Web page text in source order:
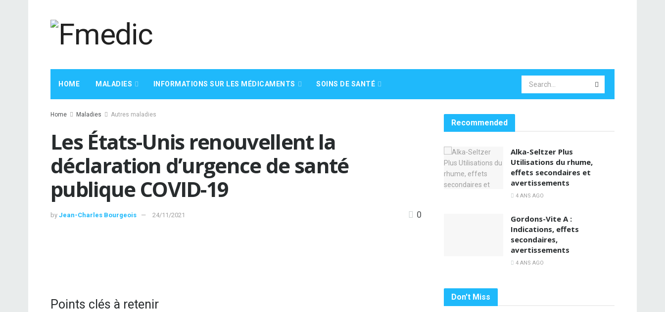
HOME MALADIES INFORMATIONS SUR LES MÉDICAMENTS SOINS DE SANTÉ
Home Maladies Autres maladies
Les États-Unis renouvellent la
déclaration d’urgence de santé
publique COVID-19
by Jean-Charles Bourgeois 24/11/2021 0
Points clés à retenir
Recommended
Alka-Seltzer Plus
Utilisations du rhume,
effets secondaires et
avertissements
4 ANS AGO
Gordons-Vite A :
Indications, effets
secondaires,
avertissements
4 ANS AGO
Don't Miss